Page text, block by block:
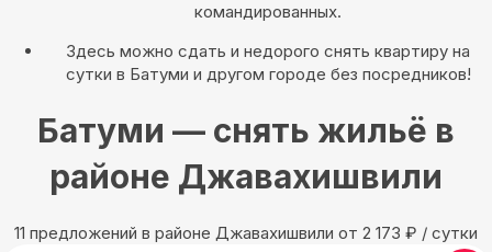
командированных.
Здесь можно сдать и недорого снять квартиру на
сутки в Батуми и другом городе без посредников!
Батуми — снять жильё в
районе Джавахишвили
11 предложений в районе Джавахишвили oт 2 173 ₽ / сутки